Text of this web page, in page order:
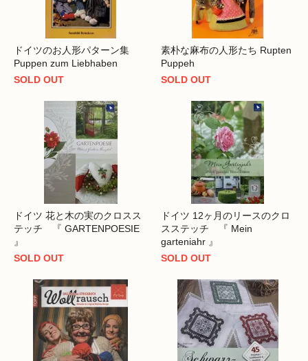
ドイツのお人形パターン集
Puppen zum Liebhaben
SOLD OUT
素朴な麻布の人形たち Rupten
Puppeh
SOLD OUT
ドイツ 花と木の実のクロスス
テッチ 『 GARTENPOESIE
』
SOLD OUT
ドイツ 12ヶ月のリースのクロ
スステッチ 『 Mein
garteniahr 』
SOLD OUT